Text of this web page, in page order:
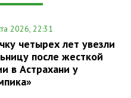
2026, 22:31
четырех лет увезли
после жесткой
в Астрахани у